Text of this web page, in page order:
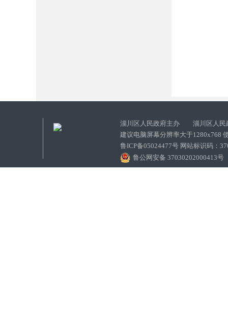
淄川区人民政府主办 淄川区人民
建议电脑屏幕分辨率大于1280x768
鲁ICP备05024477号 网站标识码：
鲁公网安备 37030202000413号